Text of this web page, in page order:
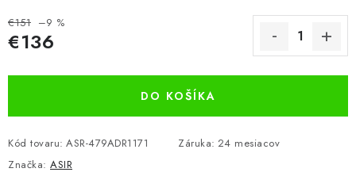
€151 –9 %
€136
DO KOŠÍKA
Kód tovaru: ASR-479ADR1171 Záruka: 24 mesiacov
Značka: ASIR